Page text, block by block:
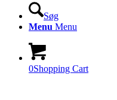
Søg
Menu Menu
0Shopping Cart